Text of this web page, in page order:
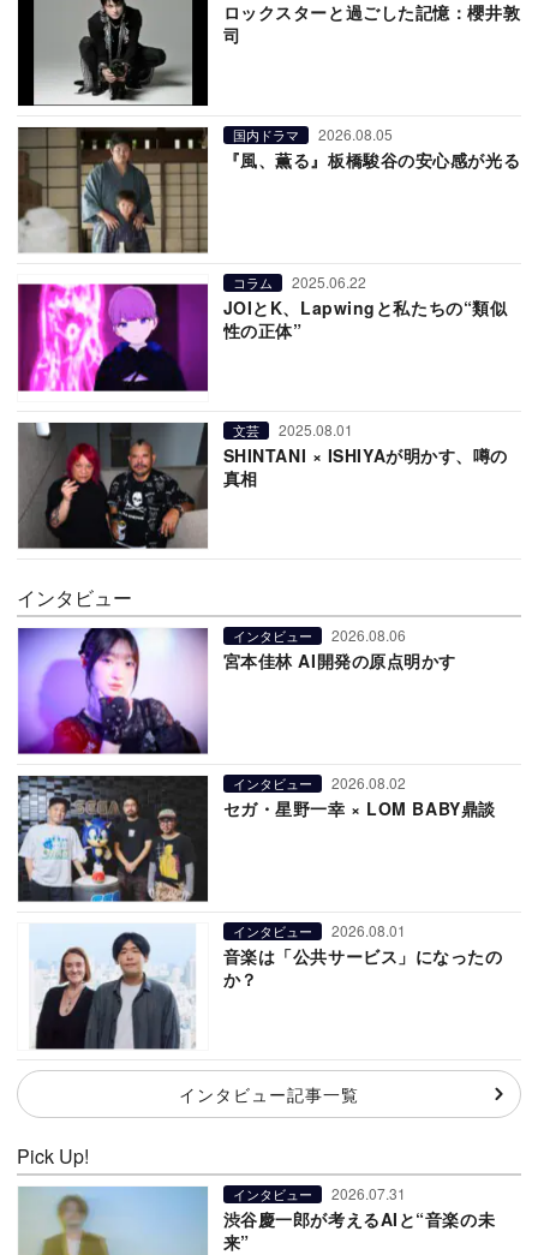
ロックスターと過ごした記憶：櫻井敦
司
国内ドラマ 2026.08.05
『風、薫る』板橋駿谷の安心感が光る
コラム 2025.06.22
JOIとK、Lapwingと私たちの“類似
性の正体”
文芸 2025.08.01
SHINTANI × ISHIYAが明かす、噂の
真相
インタビュー
インタビュー 2026.08.06
宮本佳林 AI開発の原点明かす
インタビュー 2026.08.02
セガ・星野一幸 × LOM BABY鼎談
インタビュー 2026.08.01
音楽は「公共サービス」になったの
か？
インタビュー記事一覧
Pick Up!
インタビュー 2026.07.31
渋谷慶一郎が考えるAIと“音楽の未
来”